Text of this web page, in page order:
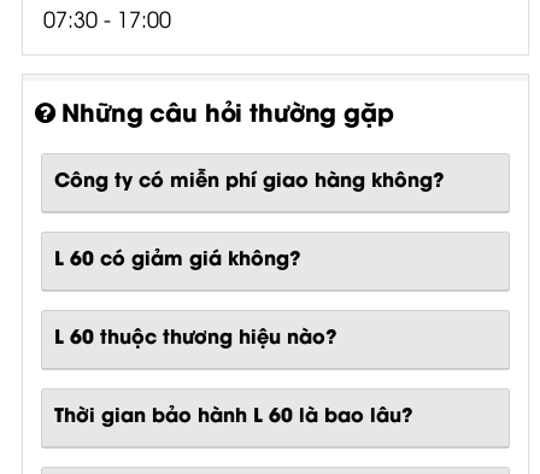
07:30 - 17:00
Những câu hỏi thường gặp
Công ty có miễn phí giao hàng không?
L 60 có giảm giá không?
L 60 thuộc thương hiệu nào?
Thời gian bảo hành L 60 là bao lâu?